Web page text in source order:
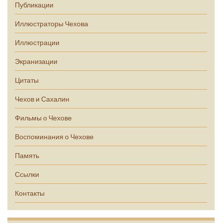
Публикации
Иллюстраторы Чехова
Иллюстрации
Экранизации
Цитаты
Чехов и Сахалин
Фильмы о Чехове
Воспоминания о Чехове
Память
Ссылки
Контакты